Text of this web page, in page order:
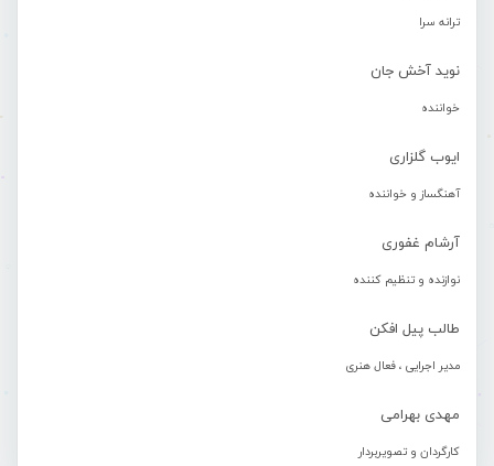
ترانه سرا
نوید آخش جان
خواننده
ایوب گلزاری
آهنگساز و خواننده
آرشام غفوری
نوازنده و تنظیم کننده
طالب پیل افکن
مدیر اجرایی ، فعال هنری
مهدی بهرامی
کارگردان و تصویربردار